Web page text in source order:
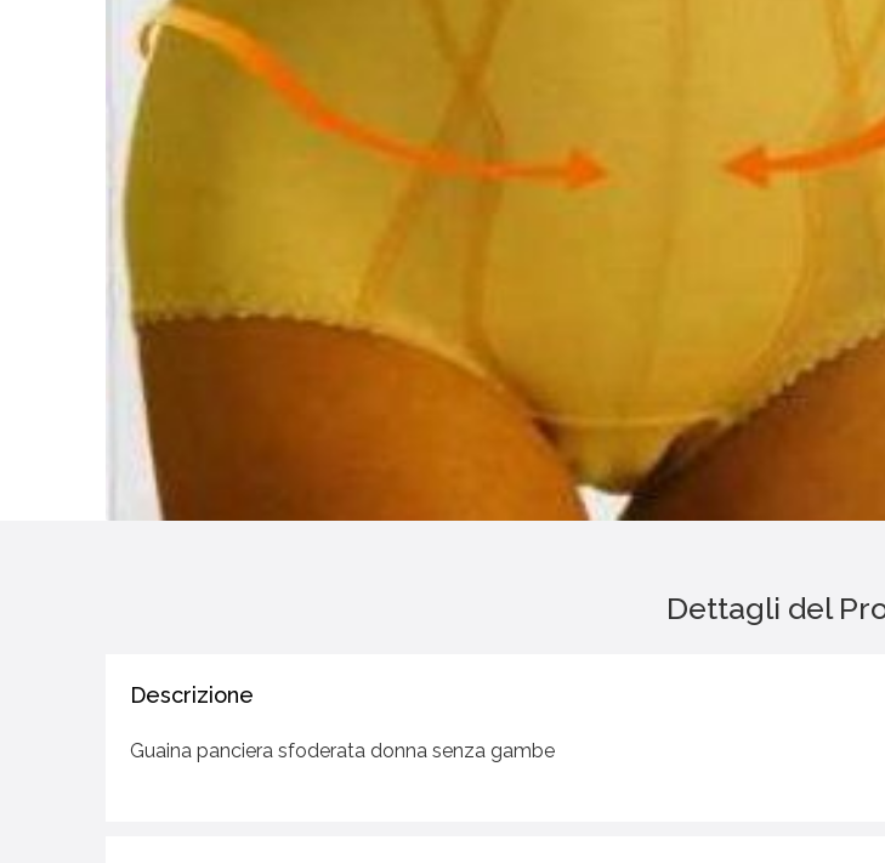
Dettagli del
Descrizione
Guaina panciera sfoderata donna senza gambe